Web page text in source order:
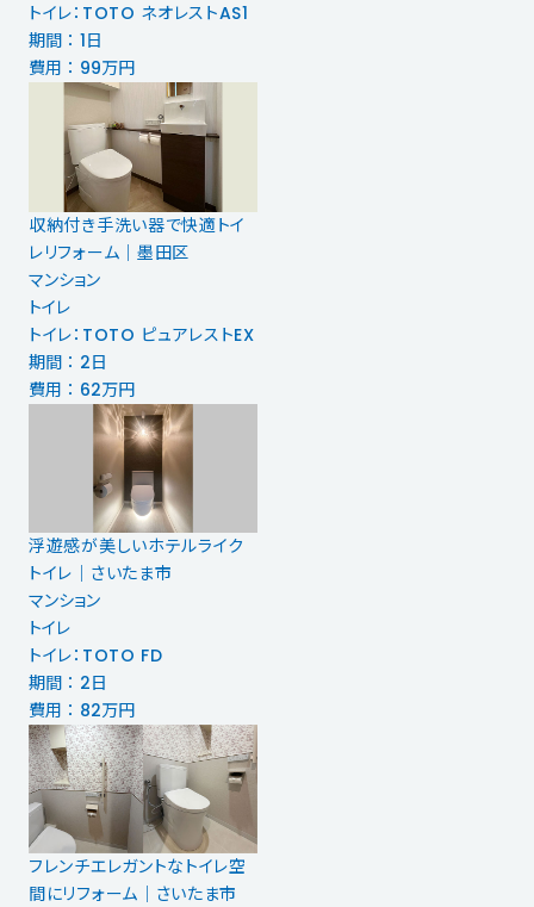
トイレ：TOTO ネオレストAS1
期間 ： 1日
費用 ： 99万円
収納付き手洗い器で快適トイ
レリフォーム｜墨田区
マンション
トイレ
トイレ：TOTO ピュアレストEX
期間 ： 2日
費用 ： 62万円
浮遊感が美しいホテルライク
トイレ｜さいたま市
マンション
トイレ
トイレ：TOTO FD
期間 ： 2日
費用 ： 82万円
フレンチエレガントなトイレ空
間にリフォーム｜さいたま市